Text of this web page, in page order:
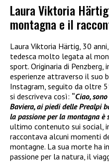
Laura Viktoria
montagna e il
Laura Viktoria Härtig, 30
tedesca molto legata al
sport. Originaria di Penzberg,
esperienze attraverso il suo
Instagram, seguito da oltre
si descriveva così: “Ciao,
Baviera, ai piedi delle Prealpi
la passione per la montagna è
ultimo contenuto sui social,
raccontava alcuni momenti
montagne. La sua morte ha
passione per la natura, il